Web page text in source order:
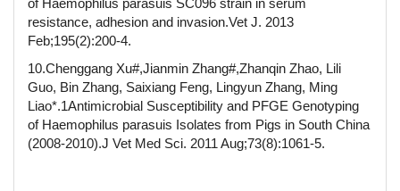
resistance, adhesion and invasion.Vet J. 2013
Feb;195(2):200-4.
10.Chenggang Xu#,Jianmin Zhang#,Zhanqin Zhao, Lili
Guo, Bin Zhang, Saixiang Feng, Lingyun Zhang, Ming
Liao*.1Antimicrobial Susceptibility and PFGE Genotyping
of Haemophilus parasuis Isolates from Pigs in South China
(2008-2010).J Vet Med Sci. 2011 Aug;73(8):1061-5.